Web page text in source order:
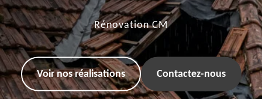
Rénovation CM
Voir nos réalisations Contactez-nous